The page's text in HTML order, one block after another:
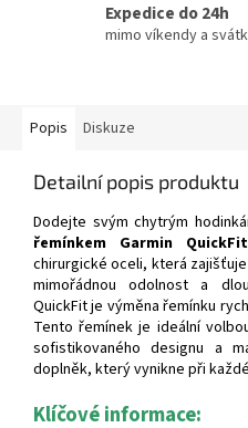
Expedice do 24h
mimo víkendy a
Popis Diskuze
Detailní popis produktu
Dodejte svým chytrým
řemínkem Garmin QuickFit
chirurgické oceli, která
mimořádnou odolnost a
QuickFit je výměna řemínku
Tento řemínek je ideální
sofistikovaného designu a
doplněk, který vynikne při
Klíčové informace: